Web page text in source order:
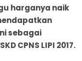
harganya naik
sebagai
CPNS LIPI 2017.